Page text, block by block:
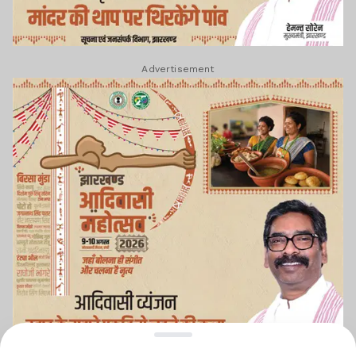
Advertisement